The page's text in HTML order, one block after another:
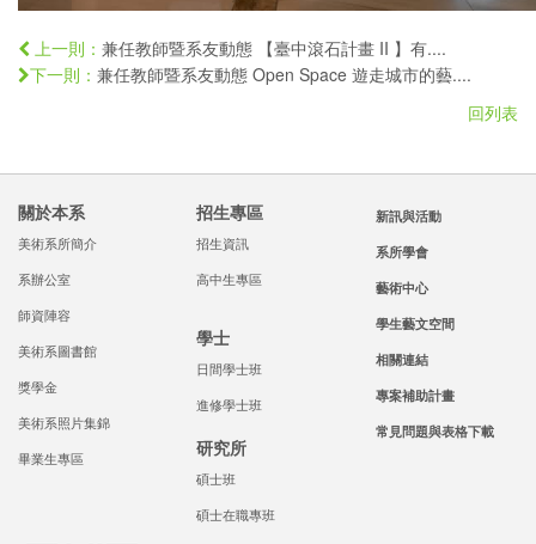
上一則： 兼任教師暨系友動態 【臺中滾石計畫 II 】有....
下一則： 兼任教師暨系友動態 Open Space 遊走城市的藝....
回列表
關於本系
美術系所簡介
系辦公室
師資陣容
美術系圖書館
獎學金
美術系照片集錦
畢業生專區
招生專區
招生資訊
高中生專區
學士
日間學士班
進修學士班
研究所
碩士班
碩士在職專班
新訊與活動
系所學會
藝術中心
學生藝文空間
相關連結
專案補助計畫
常見問題與表格下載